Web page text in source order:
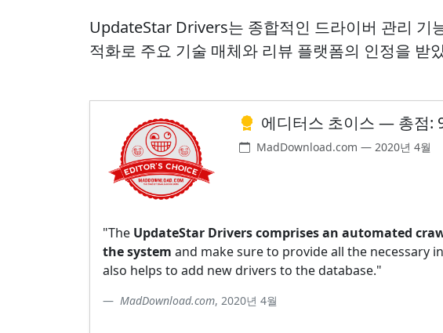
UpdateStar Drivers는 종합적인 드라이버 관리 기
적화로 주요 기술 매체와 리뷰 플랫폼의 인정을 받
에디터스 초이스 — 총점:
MadDownload.com — 2020년 4월
"The UpdateStar Drivers comprises an automated
the system and make sure to provide all the necessary
also helps to add new drivers to the database."
MadDownload.com, 2020년 4월